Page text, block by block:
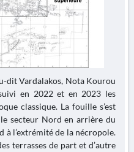
dit Vardalakos, Nota Kourou
en 2022 et en 2023 les
classique. La fouille s’est
secteur Nord en arrière du
à l’extrémité de la nécropole.
terrasses de part et d’autre